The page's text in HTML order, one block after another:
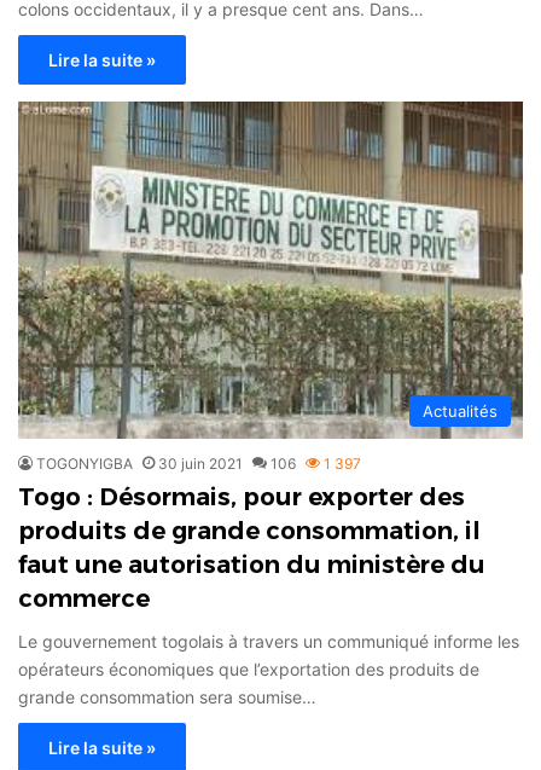
colons occidentaux, il y a presque cent ans. Dans…
Lire la suite »
Actualités
TOGONYIGBA 30 juin 2021 106 1 397
Togo : Désormais, pour exporter des
produits de grande consommation, il
faut une autorisation du ministère du
commerce
Le gouvernement togolais à travers un communiqué informe les
opérateurs économiques que l’exportation des produits de
grande consommation sera soumise…
Lire la suite »